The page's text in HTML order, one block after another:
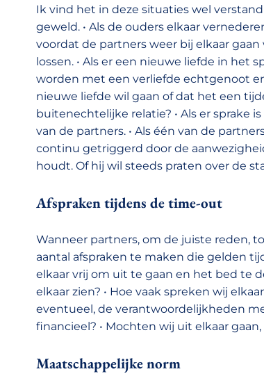
Ik vind het in deze situaties wel
geweld. • Als de ouders elkaar
voordat de partners weer bij elkaar
lossen. • Als er een nieuwe liefde in het
worden met een verliefde echtgenoot
nieuwe liefde wil gaan of dat het een
buitenechtelijke relatie? • Als er sprake
van de partners. • Als één van de
continu getriggerd door de
houdt. Of hij wil steeds praten over de
Afspraken tijdens de time-out
Wanneer partners, om de juiste reden,
aantal afspraken te maken die gelden
elkaar vrij om uit te gaan en het bed te
elkaar zien? • Hoe vaak spreken wij
eventueel, de verantwoordelijkheden
financieel? • Mochten wij uit elkaar
Maatschappelijke norm